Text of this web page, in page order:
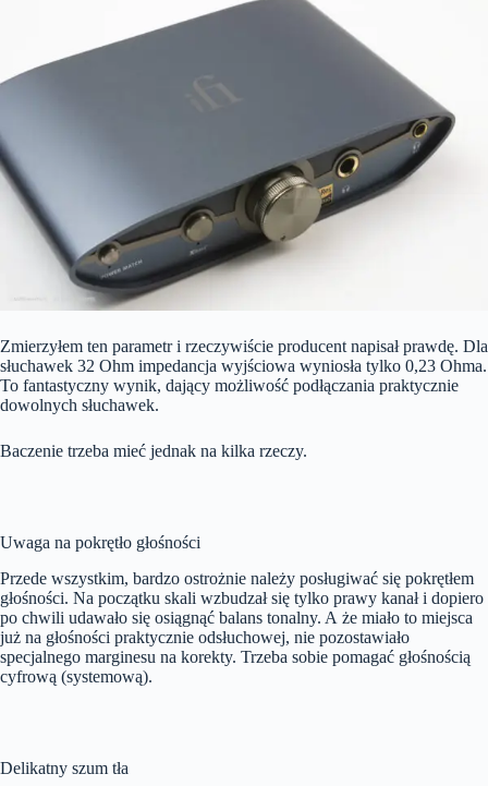
Zmierzyłem ten parametr i rzeczywiście producent napisał prawdę. Dla
słuchawek 32 Ohm impedancja wyjściowa wyniosła tylko 0,23 Ohma.
To fantastyczny wynik, dający możliwość podłączania praktycznie
dowolnych słuchawek.
Baczenie trzeba mieć jednak na kilka rzeczy.
Uwaga na pokrętło głośności
Przede wszystkim, bardzo ostrożnie należy posługiwać się pokrętłem
głośności. Na początku skali wzbudzał się tylko prawy kanał i dopiero
po chwili udawało się osiągnąć balans tonalny. A że miało to miejsca
już na głośności praktycznie odsłuchowej, nie pozostawiało
specjalnego marginesu na korekty. Trzeba sobie pomagać głośnością
cyfrową (systemową).
Delikatny szum tła